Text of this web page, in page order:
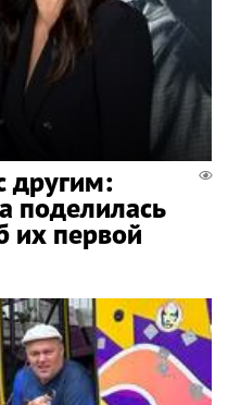
другим:
поделилась
их первой